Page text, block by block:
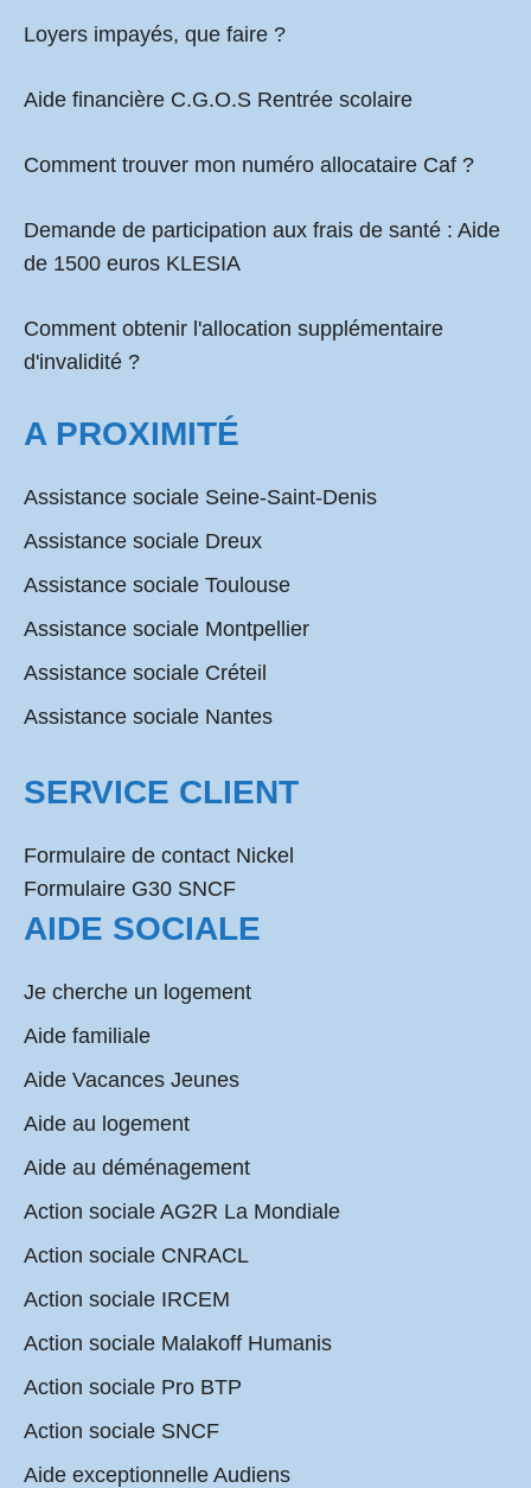
Loyers impayés, que faire ?
Aide financière C.G.O.S Rentrée scolaire
Comment trouver mon numéro allocataire Caf ?
Demande de participation aux frais de santé : Aide
de 1500 euros KLESIA
Comment obtenir l'allocation supplémentaire
d'invalidité ?
A PROXIMITÉ
Assistance sociale Seine-Saint-Denis
Assistance sociale Dreux
Assistance sociale Toulouse
Assistance sociale Montpellier
Assistance sociale Créteil
Assistance sociale Nantes
SERVICE CLIENT
Formulaire de contact Nickel
Formulaire G30 SNCF
AIDE SOCIALE
Je cherche un logement
Aide familiale
Aide Vacances Jeunes
Aide au logement
Aide au déménagement
Action sociale AG2R La Mondiale
Action sociale CNRACL
Action sociale IRCEM
Action sociale Malakoff Humanis
Action sociale Pro BTP
Action sociale SNCF
Aide exceptionnelle Audiens